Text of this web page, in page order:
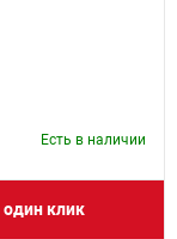
Есть в наличии
один клик